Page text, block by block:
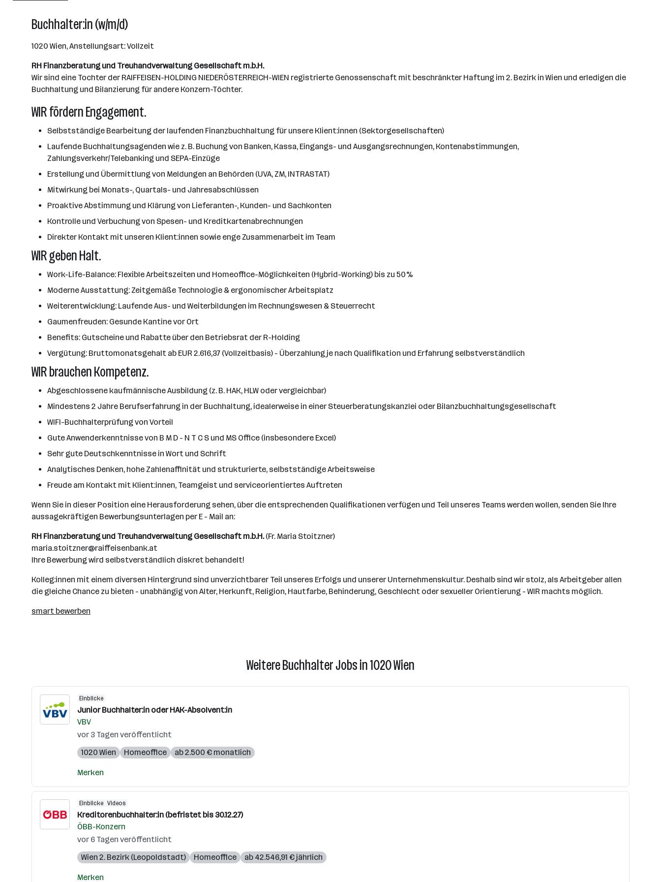
WienBuchhalter:in (w/m/d)
1020 Wien, Anstellungsart: Vollzeit
RH Finanzberatung und Treuhandverwaltung Gesellschaft m.b.H.
Wir sind eine Tochter der RAIFFEISEN-HOLDING NIEDERÖSTERREICH-WIEN registrierte Genossenschaft mit beschränkter Haftung im 2. Bezirk in Wien und erledigen die
Buchhaltung und Bilanzierung für andere Konzern-Töchter.
WIR fördern Engagement.
Selbstständige Bearbeitung der laufenden Finanzbuchhaltung für unsere Klient:innen (Sektorgesellschaften)
Laufende Buchhaltungsagenden wie z. B. Buchung von Banken, Kassa, Eingangs- und Ausgangsrechnungen, Kontenabstimmungen,
Zahlungsverkehr/Telebanking und SEPA-Einzüge
Erstellung und Übermittlung von Meldungen an Behörden (UVA, ZM, INTRASTAT)
Mitwirkung bei Monats-, Quartals- und Jahresabschlüssen
Proaktive Abstimmung und Klärung von Lieferanten-, Kunden- und Sachkonten
Kontrolle und Verbuchung von Spesen- und Kreditkartenabrechnungen
Direkter Kontakt mit unseren Klient:innen sowie enge Zusammenarbeit im Team
WIR geben Halt.
Work-Life-Balance: Flexible Arbeitszeiten und Homeoffice-Möglichkeiten (Hybrid-Working) bis zu 50%
Moderne Ausstattung: Zeitgemäße Technologie & ergonomischer Arbeitsplatz
Weiterentwicklung: Laufende Aus- und Weiterbildungen im Rechnungswesen & Steuerrecht
Gaumenfreuden: Gesunde Kantine vor Ort
Benefits: Gutscheine und Rabatte über den Betriebsrat der R-Holding
Vergütung: Bruttomonatsgehalt ab EUR 2.616,37 (Vollzeitbasis) - Überzahlung je nach Qualifikation und Erfahrung selbstverständlich
WIR brauchen Kompetenz.
Abgeschlossene kaufmännische Ausbildung (z. B. HAK, HLW oder vergleichbar)
Mindestens 2 Jahre Berufserfahrung in der Buchhaltung, idealerweise in einer Steuerberatungskanzlei oder Bilanzbuchhaltungsgesellschaft
WIFI-Buchhalterprüfung von Vorteil
Gute Anwenderkenntnisse von B M D - N T C S und MS Office (insbesondere Excel)
Sehr gute Deutschkenntnisse in Wort und Schrift
Analytisches Denken, hohe Zahlenaffinität und strukturierte, selbstständige Arbeitsweise
Freude am Kontakt mit Klient:innen, Teamgeist und serviceorientiertes Auftreten
Wenn Sie in dieser Position eine Herausforderung sehen, über die entsprechenden Qualifikationen verfügen und Teil unseres Teams werden wollen, senden Sie Ihre
aussagekräftigen Bewerbungsunterlagen per E - Mail an:
RH Finanzberatung und Treuhandverwaltung Gesellschaft m.b.H.(Fr. Maria Stoitzner)
maria.stoitzner@raiffeisenbank.at
Ihre Bewerbung wird selbstverständlich diskret behandelt!
Kolleg:innen mit einem diversen Hintergrund sind unverzichtbarer Teil unseres Erfolgs und unserer Unternehmenskultur. Deshalb sind wir stolz, als Arbeitgeber allen
die gleiche Chance zu bieten - unabhängig von Alter, Herkunft, Religion, Hautfarbe, Behinderung, Geschlecht oder sexueller Orientierung - WIR machts möglich.
smart bewerben
Weitere Buchhalter Jobs in 1020 Wien
Einblicke
Junior Buchhalter:in oder HAK-Absolvent:in
VBV
vor 3 Tagen veröffentlicht
1020 Wien
Homeoffice ab 2.500 € monatlich
Merken
Einblicke Videos
Kreditorenbuchhalter:in (befristet bis 30.12.27)
ÖBB-Konzern
vor 6 Tagen veröffentlicht
Wien 2. Bezirk (Leopoldstadt)
Homeoffice ab 42.546,91 € jährlich
Merken